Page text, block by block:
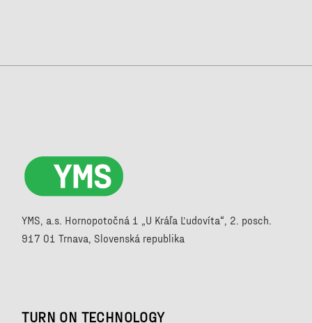
YMS, a.s. Hornopotočná 1 „U Kráľa Ľudovíta“, 2. posch.
917 01 Trnava, Slovenská republika
TURN ON TECHNOLOGY